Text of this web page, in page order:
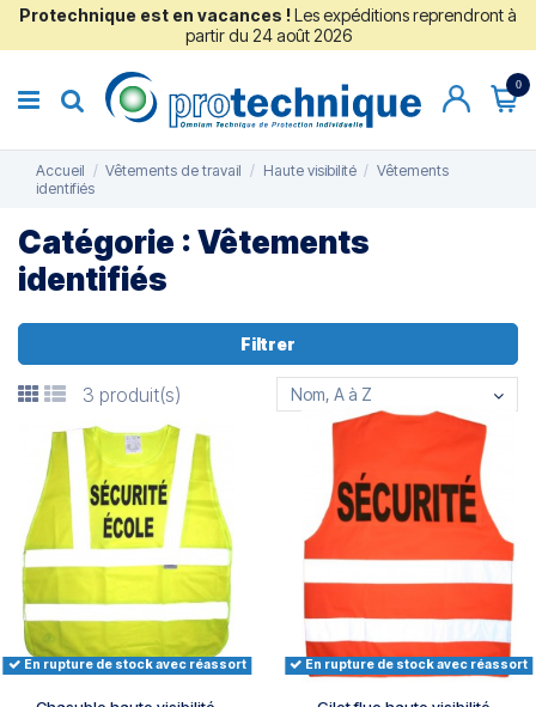
Protechnique est en vacances !Les expéditions reprendront à
partir du 24 août 2026
0
Accueil Vêtements de travail Haute visibilité
Vêtements
identifiés
Catégorie : Vêtements
identifiés
Filtrer
3 produit(s) Nom, A à Z
En rupture de stock avec réassort En rupture de stock avec réassort